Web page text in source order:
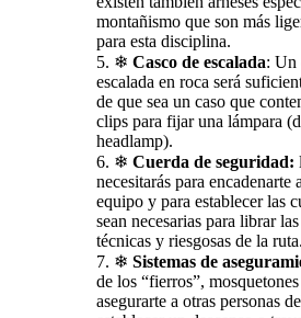
montañismo que son más
para esta disciplina.
❄ Casco de escalada: Un
escalada en roca será
de que sea un caso que
clips para fijar una lámpara
headlamp).
❄ Cuerda de seguridad:
necesitarás para encadenarte
equipo y para establecer las
sean necesarias para librar
técnicas y riesgosas de la ruta.
❄ Sistemas de
de los “fierros”,
asegurarte a otras personas